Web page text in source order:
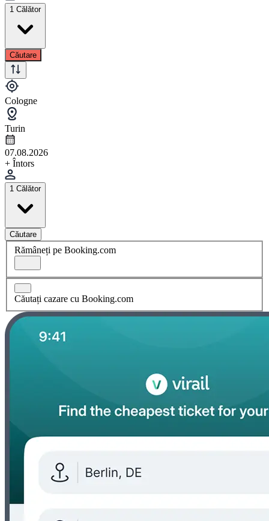
1 Călător
Căutare
Cologne
Turin
07.08.2026
+ Întors
1 Călător
Căutare
Rămâneți pe Booking.com
Căutați cazare cu Booking.com